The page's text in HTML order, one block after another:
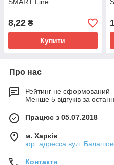
SMART Line
8,22 ₴
Купити
Про нас
Рейтинг не сформований
Менше 5 відгуків за
Працює з 05.07.2018
м. Харків
юр. адресса вул.
Контакти